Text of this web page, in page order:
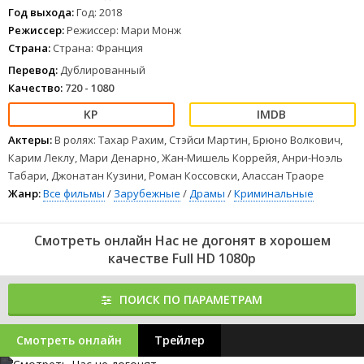
Год выхода:Год: 2018
Режиссер:Режиссер: Мари Монж
Страна: Страна: Франция
Перевод: Дублированный
Качество: 720 - 1080
Актеры:В ролях: Тахар Рахим, Стэйси Мартин, Брюно Волкович,
Карим Леклу, Мари Денарно, Жан-Мишель Коррейя, Анри-Ноэль
Табари, Джонатан Кузини, Роман Коссовски, Алассан Траоре
Жанр:Все фильмы / Зарубежные /Драмы /Криминальные
Смотреть онлайн Нас не догонят в хорошем
качестве Full HD 1080p
ПОИСК ПО ПАРАМЕТРАМ
Смотреть онлайн Трейлер